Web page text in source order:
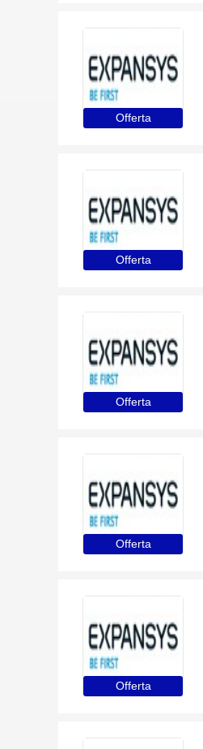
Offerta
Offerta
Offerta
Offerta
Offerta